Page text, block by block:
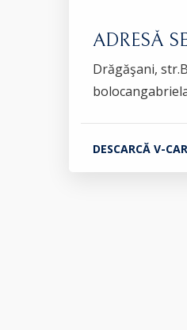
ADRESĂ
Drăgăşani,
DESCARCĂ V-